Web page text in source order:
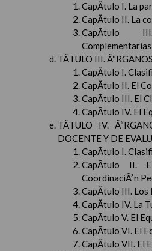
CapÃ­tulo I. La
CapÃ­tulo II. La
CapÃ­tulo
TÃTULO III.
CapÃ­tulo I.
CapÃ­tulo II. El
CapÃ­tulo III. El
CapÃ­tulo IV. El
TÃTULO IV.
DOCENTE Y DE
CapÃ­tulo I.
CapÃ­tulo II.
CoordinaciÃ³n
CapÃ­tulo III. Los
CapÃ­tulo IV. La
CapÃ­tulo V. El
CapÃ­tulo VI. El
CapÃ­tulo VII. El